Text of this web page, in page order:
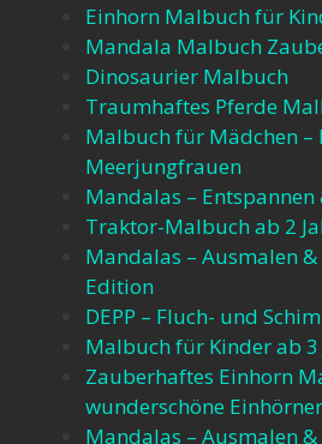
Einhorn Malbuch für
Mandala Malbuch
Dinosaurier Malbuch
Traumhaftes Pferde
Malbuch für Mädchen –
Meerjungfrauen​
Mandalas –
Traktor-Malbuch ab 2
Mandalas – Ausmalen
Edition
DEPP – Fluch- und
Malbuch für Kinder ab 3
Zauberhaftes Einhorn
wunderschöne Einhörner​
Mandalas – Ausmalen